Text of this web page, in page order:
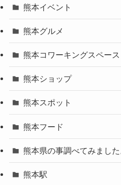
熊本イベント
熊本グルメ
熊本コワーキングスペース
熊本ショップ
熊本スポット
熊本フード
熊本県の事調べてみました
熊本駅